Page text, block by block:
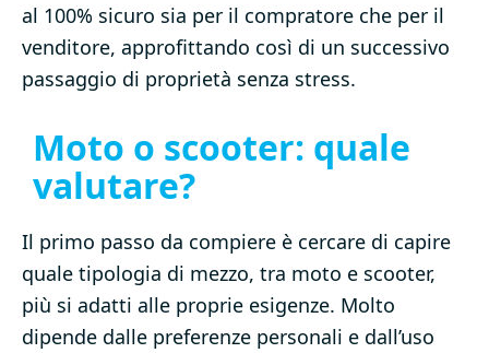
al 100% sicuro sia per il compratore che per il
venditore, approfittando così di un successivo
passaggio di proprietà senza stress.
Moto o scooter: quale
valutare?
Il primo passo da compiere è cercare di capire
quale tipologia di mezzo, tra moto e scooter,
più si adatti alle proprie esigenze. Molto
dipende dalle preferenze personali e dall’uso